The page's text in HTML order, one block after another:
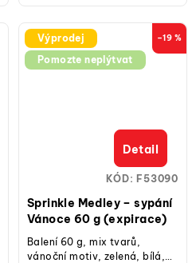
Výprodej
Pomozte neplýtvat
–19 %
Sprinkle Medley – sypání
Vánoce 60 g (expirace)
Detail
Balení 60 g, mix tvarů,
vánoční motiv, zelená, bílá,
KÓD: F53090